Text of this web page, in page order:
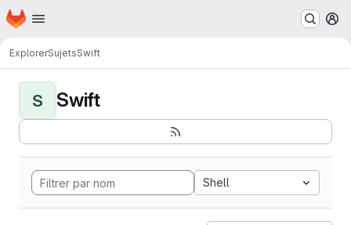
Passer au contenu principal
Page d'accueil
ExplorerSujetsSwift
S Swift
Shell